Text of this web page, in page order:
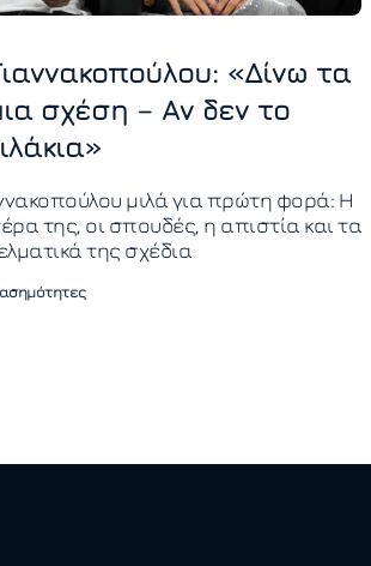
«Δίνω τα
σχέση – Αν δεν το
μιλά για πρώτη φορά: Η
της, οι σπουδές, η απιστία και τα
της σχέδια